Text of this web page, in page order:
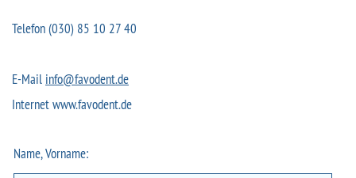
Telefon (030) 85 10 27 40
E-Mail info@favodent.de
Internet www.favodent.de
Name, Vorname: